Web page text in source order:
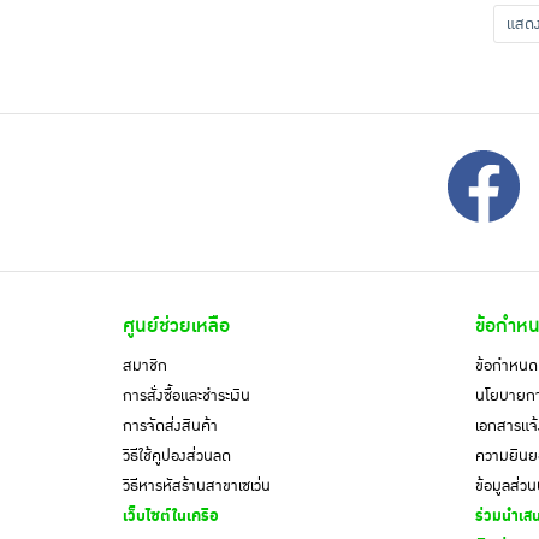
แสดง
ศูนย์ช่วยเหลือ
สมาชิก
การสั่งซื้อและชำระเงิน
การจัดส่งสินค้า
วิธีใช้คูปองส่วนลด
วิธีหารหัสร้านสาขาเซเว่น
เว็บไซต์ในเครือ
ข้อกำห
ข้อกำหนด
นโยบายก
เอกสาร
ความยินย
ข้อมูลส่ว
ร่วมนำเส